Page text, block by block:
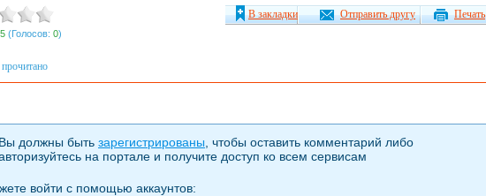
5 (Голосов: 0)
В закладки Отправить другу Печать
Вы должны быть зарегистрированы , чтобы оставить комментарий либо
на портале и получите доступ ко всем сервисам
войти с помощью аккаунтов: